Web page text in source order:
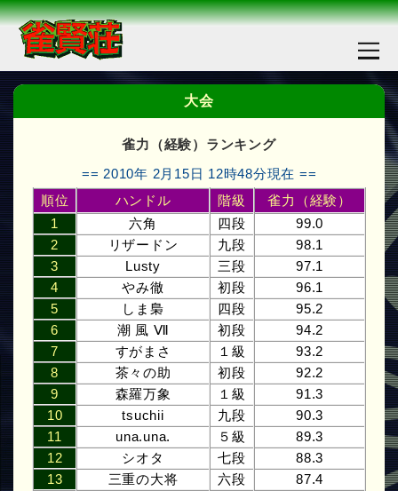
大会
雀力（経験）ランキング
== 2010年 2月15日 12時48分現在 ==
順位
ハンドル 階級
雀力（経験）
1
六角 四段
99.0
2
リザードン 九段
98.1
3
Lusty 三段
97.1
4
やみ徹 初段
96.1
5
しま梟 四段
95.2
6
潮 風 Ⅶ 初段
94.2
7
すがまさ １級
93.2
8
茶々の助 初段
92.2
9
森羅万象 １級
91.3
10
tsuchii 九段
90.3
11
una.una. ５級
89.3
12
シオタ 七段
88.3
13
三重の大将 六段
87.4